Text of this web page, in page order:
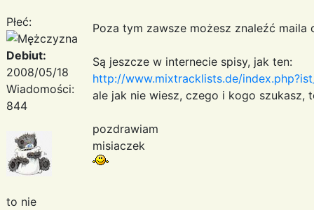
Płeć:
Debiut:
2008/05/18
Wiadomości:
844
to nie
Poza tym zawsze możesz znaleźć
Są jeszcze w internecie spisy, jak ten:
http://www.mixtracklists.de/
ale jak nie wiesz, czego i kogo
pozdrawiam
misiaczek